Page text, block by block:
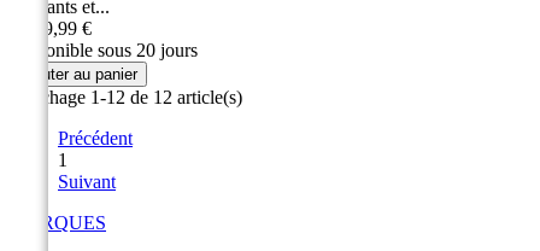
diamants et...
3 499,99 €
Disponible sous 20 jours
Ajouter au panier
Affichage 1-12 de 12 article(s)
Précédent
1
Suivant
MARQUES